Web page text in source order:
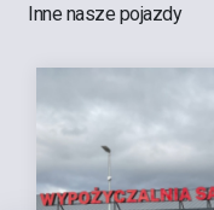
Inne nasze pojazdy